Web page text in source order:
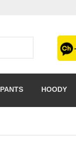
PANTS HOODY